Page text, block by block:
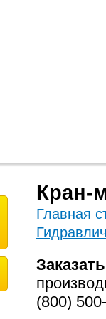
Кран-
Главная
(800)